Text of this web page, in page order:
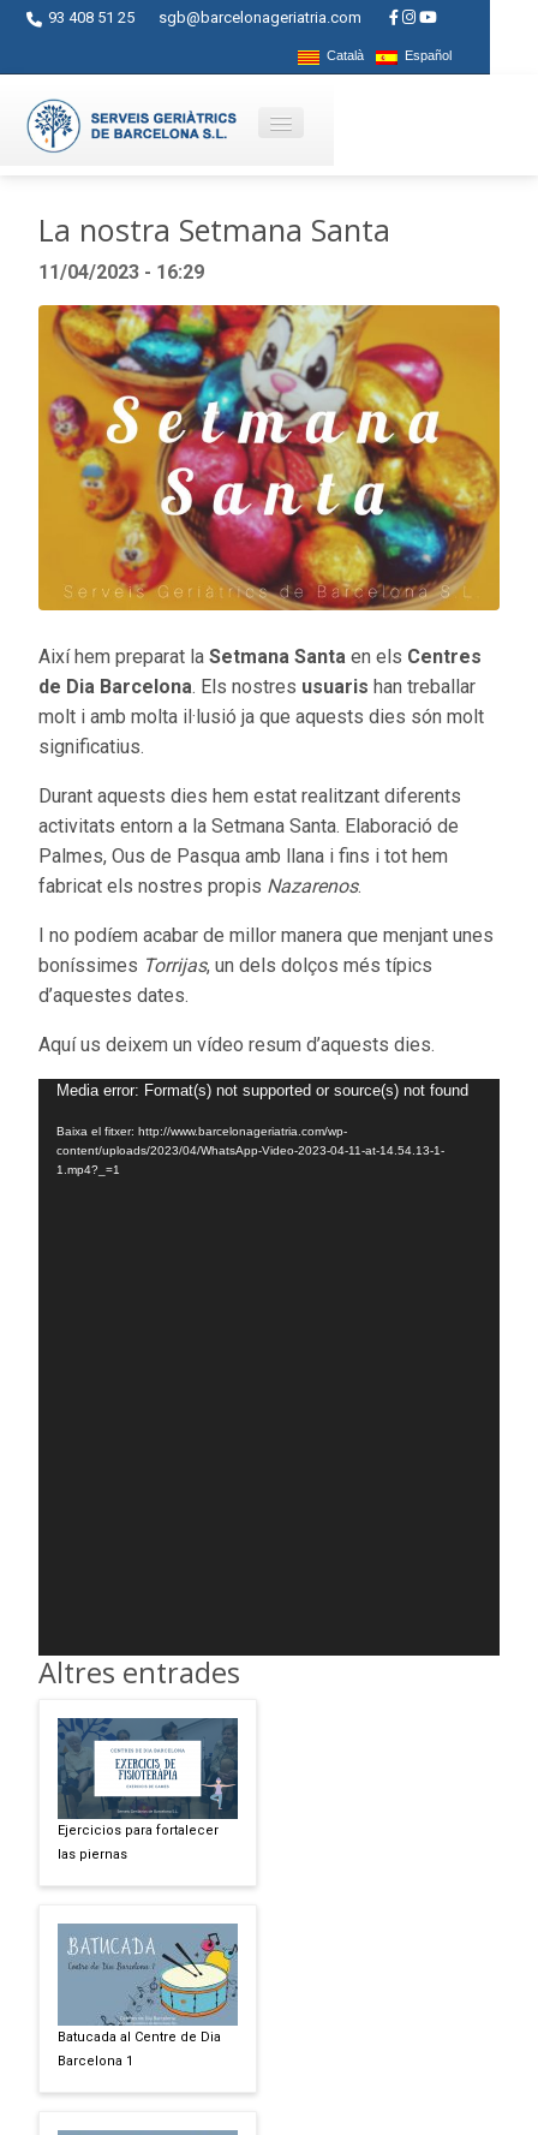
93 408 51 25 sgb@barcelonageriatria.com
Català Español
Serveis
Activitats
Centres
Ajuts
Contacte
La nostra Setmana Santa
11/04/2023 - 16:29
Així hem preparat la Setmana Santa en els Centres
de Dia Barcelona. Els nostres usuaris han treballar
molt i amb molta il·lusió ja que aquests dies són molt
significatius.
Durant aquests dies hem estat realitzant diferents
activitats entorn a la Setmana Santa. Elaboració de
Palmes, Ous de Pasqua amb llana i fins i tot hem
fabricat els nostres propis Nazarenos.
I no podíem acabar de millor manera que menjant unes
boníssimes Torrijas, un dels dolços més típics
d’aquestes dates.
Aquí us deixem un vídeo resum d’aquests dies.
Reproductor
de
vídeo
Media error: Format(s) not supported or source(s) not found
Baixa el fitxer: http://www.barcelonageriatria.com/wp-
content/uploads/2023/04/WhatsApp-Video-2023-04-11-at-14.54.13-1-
1.mp4?_=1
Altres entrades
Ejercicios para fortalecer
las piernas
Batucada al Centre de Dia
Barcelona 1